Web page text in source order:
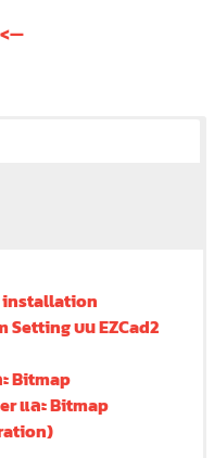
installation
Setting บน EZCad2
Bitmap
และ Bitmap